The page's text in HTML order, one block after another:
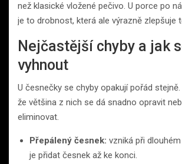
než klasické vložené pečivo. U porce po
je to drobnost, která ale výrazně zlepšuje
Nejčastější chyby a jak
vyhnout
U česnečky se chyby opakují pořád
že většina z nich se dá snadno opravit
eliminovat.
Přepálený česnek: vzniká při
je přidat česnek až ke konci.